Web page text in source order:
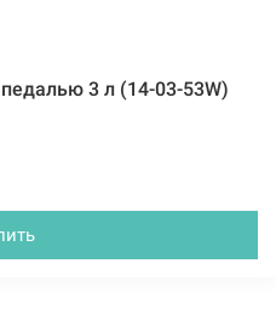
3 л (14-03-53W)